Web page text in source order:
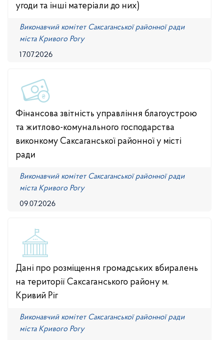
угоди та інші матеріали до них)
17.07.2026
Виконавчий комітет Саксаганської районної ради
міста Кривого Рогу
Фінансова звітність управління благоустрою
та житлово-комунального господарства
виконкому Саксаганської районної у місті
ради
09.07.2026
Виконавчий комітет Саксаганської районної ради
міста Кривого Рогу
Дані про розміщення громадських вбиралень
на території Саксаганського району м.
Кривий Ріг
Виконавчий комітет Саксаганської районної ради
міста Кривого Рогу